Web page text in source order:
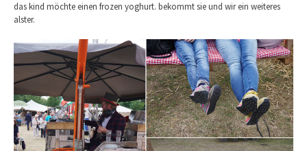
das kind möchte einen frozen yoghurt. bekommt sie und wir ein weiteres
alster.